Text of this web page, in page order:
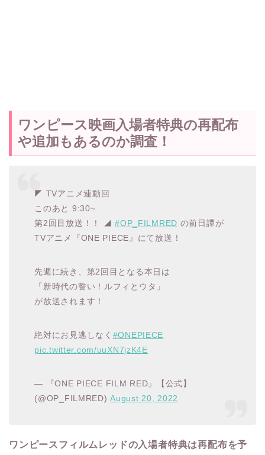
ワンピース映画入場者特典の再配布
や追加もあるのか調査！
◤ TVアニメ連動回
このあと 9:30~
第2回目放送！！ ◢#OP_FILMRED の前日譚が
TVアニメ『ONE PIECE』にて放送！
先週に続き、第2回目となる本日は
「新時代の誓い！ルフィとウタ」
が放送されます！
絶対にお見逃しなく #ONEPIECE
pic.twitter.com/uuXN7jzK4E
— 『ONE PIECE FILM RED』【公式】
(@OP_FILMRED)August 20, 2022
ワンピースフィルムレッドの入場者特典は再配布を予